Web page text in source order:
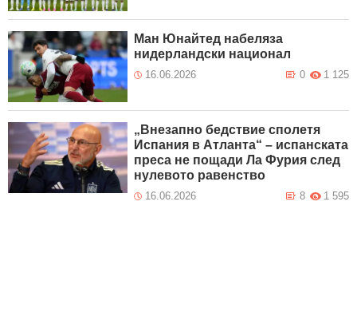
Ман Юнайтед набеляза
нидерландски национал
16.06.2026 1 125
0
„Внезапно бедствие сполетя
Испания в Атланта“ – испанската
преса не пощади Ла Фурия след
нулевото равенство
16.06.2026 1 595
8